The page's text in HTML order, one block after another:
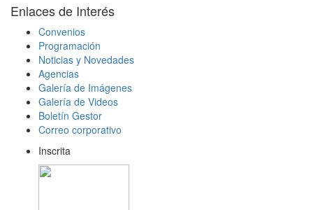
Enlaces de Interés
Convenios
Programación
Noticias y Novedades
Agencias
Galería de Imágenes
Galería de Videos
Boletín Gestor
Correo corporativo
Inscrita